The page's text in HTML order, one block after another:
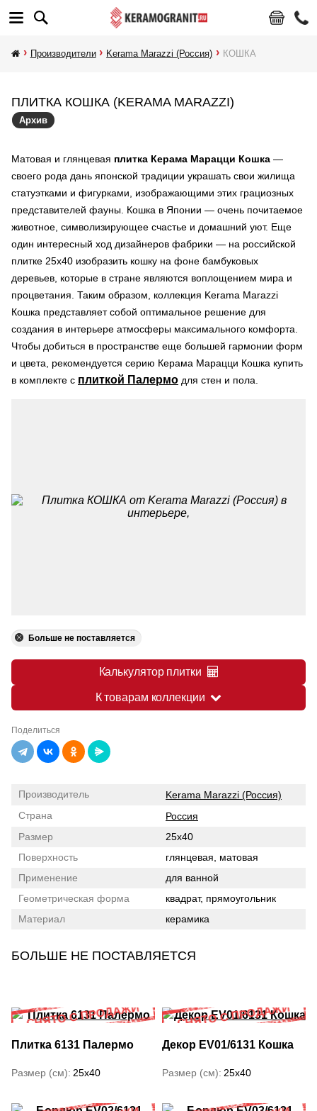
Производители Kerama Marazzi (Россия) КОШКА
ПЛИТКА КОШКА (KERAMA MARAZZI)
Архив
Матовая и глянцевая плитка Керама Марацци Кошка —
своего рода дань японской традиции украшать свои жилища
статуэтками и фигурками, изображающими этих грациозных
представителей фауны. Кошка в Японии — очень почитаемое
животное, символизирующее счастье и домашний уют. Еще
один интересный ход дизайнеров фабрики — на российской
плитке 25х40 изобразить кошку на фоне бамбуковых
деревьев, которые в стране являются воплощением мира и
процветания. Таким образом, коллекция Kerama Marazzi
Кошка представляет собой оптимальное решение для
создания в интерьере атмосферы максимального комфорта.
Чтобы добиться в пространстве еще большей гармонии форм
и цвета, рекомендуется серию Керама Марацци Кошка купить
в комплекте с плиткой Палермо для стен и пола.
Больше не поставляется
Калькулятор плитки
К товарам коллекции
Поделиться
Производитель
Kerama Marazzi (Россия)
Страна
Россия
Размер
25x40
Поверхность
глянцевая, матовая
Применение
для ванной
Геометрическая форма
квадрат, прямоугольник
Материал
керамика
БОЛЬШЕ НЕ ПОСТАВЛЯЕТСЯ
Плитка 6131 Палермо
Размер (см) 25x40
Декор EV01/6131 Кошка
Размер (см) 25x40